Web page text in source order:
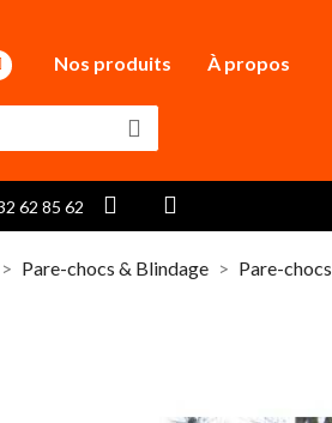
Nos produits À propos
62 85 62
Pare-chocs & Blindage Pare-chocs